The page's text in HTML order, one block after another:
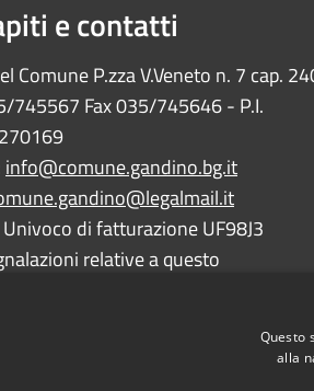
e contatti
Comune P.zza V.Veneto n. 7 cap.
745567 Fax 035/745646 - P.I.
info@comune.gandino.bg.it
Univoco di fatturazione UF98J3
relative a questo
Questo
alla